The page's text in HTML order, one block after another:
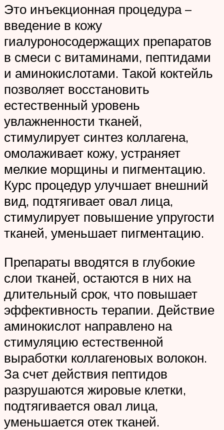
Это инъекционная процедура –
введение в кожу
гиалуроносодержащих препаратов
в смеси с витаминами, пептидами
и аминокислотами. Такой коктейль
позволяет восстановить
естественный уровень
увлажненности тканей,
стимулирует синтез коллагена,
омолаживает кожу, устраняет
мелкие морщины и пигментацию.
Курс процедур улучшает внешний
вид, подтягивает овал лица,
стимулирует повышение упругости
тканей, уменьшает пигментацию.
Препараты вводятся в глубокие
слои тканей, остаются в них на
длительный срок, что повышает
эффективность терапии. Действие
аминокислот направлено на
стимуляцию естественной
выработки коллагеновых волокон.
За счет действия пептидов
разрушаются жировые клетки,
подтягивается овал лица,
уменьшается отек тканей.